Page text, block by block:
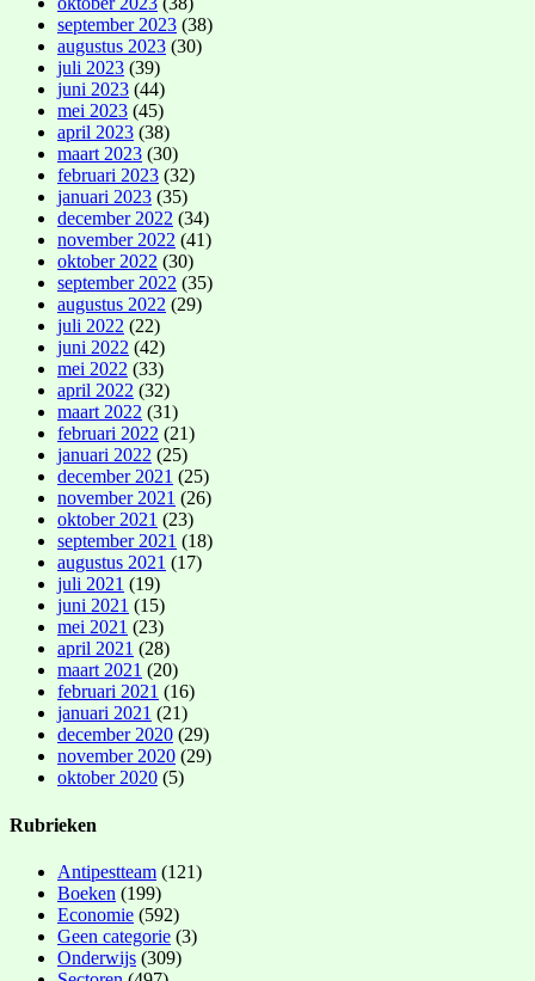
september 2023 (38)
augustus 2023 (30)
juli 2023 (39)
juni 2023 (44)
mei 2023 (45)
april 2023 (38)
maart 2023 (30)
februari 2023 (32)
januari 2023 (35)
december 2022 (34)
november 2022 (41)
oktober 2022 (30)
september 2022 (35)
augustus 2022 (29)
juli 2022 (22)
juni 2022 (42)
mei 2022 (33)
april 2022 (32)
maart 2022 (31)
februari 2022 (21)
januari 2022 (25)
december 2021 (25)
november 2021 (26)
oktober 2021 (23)
september 2021 (18)
augustus 2021 (17)
juli 2021 (19)
juni 2021 (15)
mei 2021 (23)
april 2021 (28)
maart 2021 (20)
februari 2021 (16)
januari 2021 (21)
december 2020 (29)
november 2020 (29)
oktober 2020 (5)
Rubrieken
Antipestteam (121)
Boeken (199)
Economie (592)
Geen categorie (3)
Onderwijs (309)